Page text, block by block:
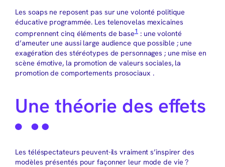
Les soaps ne reposent pas sur une volonté politique
éducative programmée. Les telenovelas mexicaines
comprennent cinq éléments de base1 : une volonté
d’ameuter une aussi large audience que possible ; une
exagération des stéréotypes de personnages ; une mise en
scène émotive, la promotion de valeurs sociales, la
promotion de comportements prosociaux .
Une théorie des effets
Les téléspectateurs peuvent-ils vraiment s’inspirer des
modèles présentés pour façonner leur mode de vie ?